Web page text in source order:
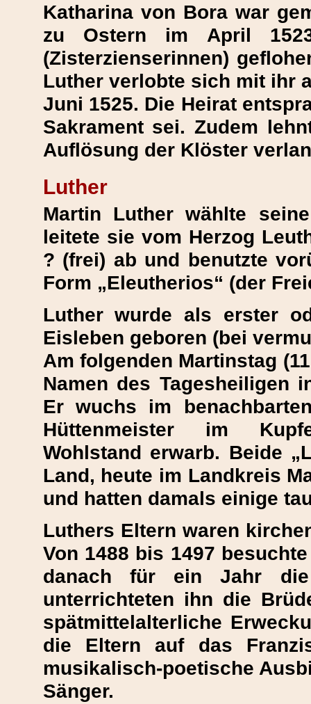
Katharina von Bora war
zu Ostern im April
(Zisterzienserinnen)
Luther verlobte sich mit ihr
Juni 1525. Die Heirat
Sakrament sei. Zudem
Auflösung der Klöster
Luther
Martin Luther wählte
leitete sie vom Herzog
? (frei) ab und benutzte
Form „Eleutherios“ (der
Luther wurde als erster
Eisleben geboren (bei
Am folgenden Martinstag
Namen des Tagesheiligen
Er wuchs im
Hüttenmeister im
Wohlstand erwarb. Beide
Land, heute im Landkreis
und hatten damals einige
Luthers Eltern waren
Von 1488 bis 1497
danach für ein Jahr die
unterrichteten ihn die
spätmittelalterliche
die Eltern auf das
musikalisch-poetische
Sänger.